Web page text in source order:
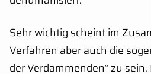
Sehr wichtig scheint im
Verfahren aber auch die
der Verdammenden“ zu